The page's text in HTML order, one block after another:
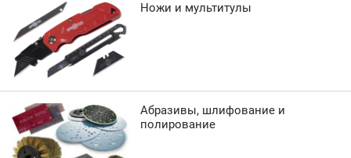
Ножи и мультитулы
Абразивы, шлифование и
полирование